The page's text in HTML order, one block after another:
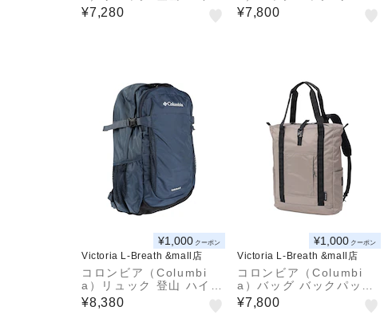
ング キャッスルロック 2
0L バックパックII PU86
¥7,280
ク 登山 ハイキング キャ
ッスルロック20Lバック
¥7,800
¥1,000 クーポン
Victoria L-Breath &mall店
コロンビア（Columbi
a）リュック 登山 ハイキ
ング キャッスルロック 2
5L バックパック2 PU86
¥8,380
¥1,000 クーポン
Victoria L-Breath &mall店
コロンビア（Columbi
a）バッグ バックパック
リュック グレートスモー
キーガーデン2ウェイト
¥7,800